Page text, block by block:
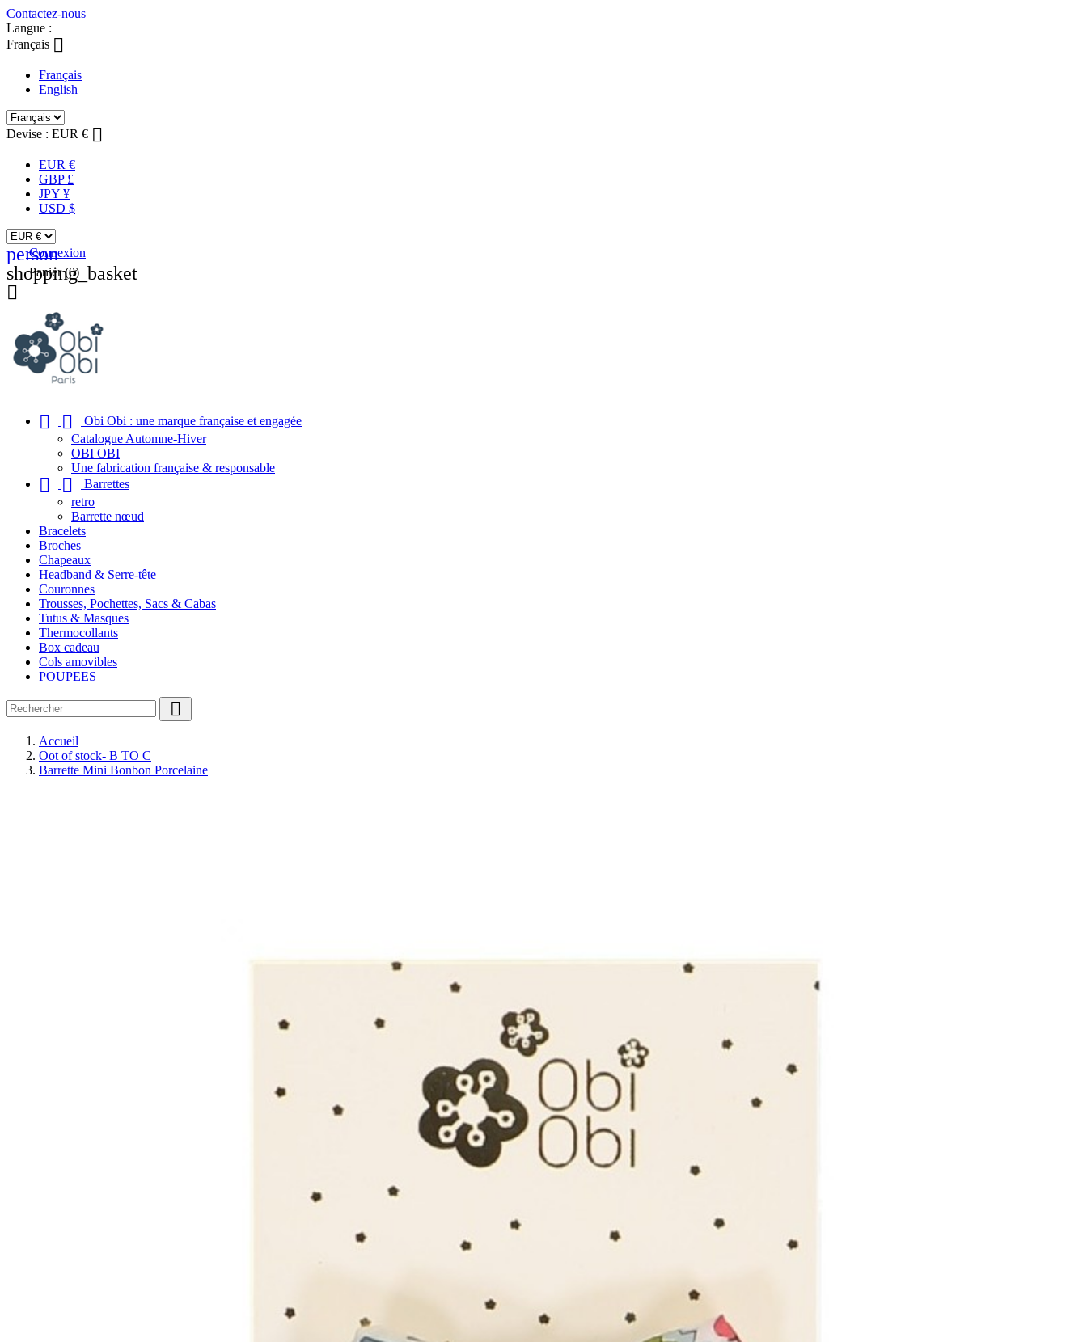
Contactez-nous
Langue :
Français 
Français
English
Devise : EUR € 
EUR €
GBP £
JPY ¥
USD $
person
Connexion
shopping_basket
Panier (0)

 
Obi Obi : une marque française et engagée
Catalogue Automne-Hiver
OBI OBI
Une fabrication française & responsable
 
Barrettes
retro
Barrette nœud
Bracelets
Broches
Chapeaux
Headband & Serre-tête
Couronnes
Trousses, Pochettes, Sacs & Cabas
Tutus & Masques
Thermocollants
Box cadeau
Cols amovibles
POUPEES

Accueil
Oot of stock- B TO C
Barrette Mini Bonbon Porcelaine